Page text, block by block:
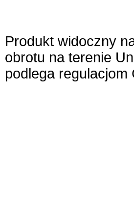
Produkt widoczny
obrotu na terenie
podlega regulacjom